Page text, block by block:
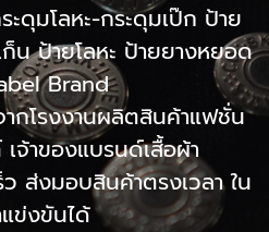
ะดุมโลหะ-กระดุมเป๊ก ป้าย
น ป้ายโลหะ ป้ายยางหยอด
Brand
ากโรงงานผลิตสินค้าแฟชั่น
เจ้าของแบรนด์เสื้อผ้า
ส่งมอบสินค้าตรงเวลา ใน
แข่งขันได้